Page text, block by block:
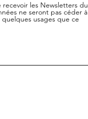
recevoir les Newsletters du
ne seront pas céder à
usages que ce